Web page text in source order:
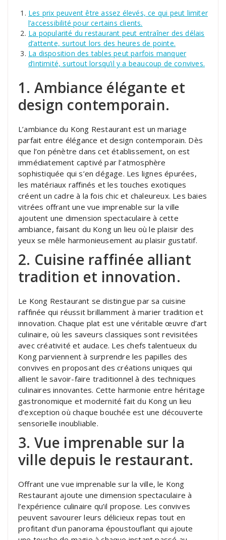
Les prix peuvent être assez élevés, ce qui peut limiter
l’accessibilité pour certains clients.
La popularité du restaurant peut entraîner des délais
d’attente, surtout lors des heures de pointe.
La disposition des tables peut parfois manquer
d’intimité, surtout lorsqu’il y a beaucoup de convives.
1. Ambiance élégante et
design contemporain.
L’ambiance du Kong Restaurant est un mariage
parfait entre élégance et design contemporain. Dès
que l’on pénètre dans cet établissement, on est
immédiatement captivé par l’atmosphère
sophistiquée qui s’en dégage. Les lignes épurées,
les matériaux raffinés et les touches exotiques
créent un cadre à la fois chic et chaleureux. Les baies
vitrées offrant une vue imprenable sur la ville
ajoutent une dimension spectaculaire à cette
ambiance, faisant du Kong un lieu où le plaisir des
yeux se mêle harmonieusement au plaisir gustatif.
2. Cuisine raffinée alliant
tradition et innovation.
Le Kong Restaurant se distingue par sa cuisine
raffinée qui réussit brillamment à marier tradition et
innovation. Chaque plat est une véritable œuvre d’art
culinaire, où les saveurs classiques sont revisitées
avec créativité et audace. Les chefs talentueux du
Kong parviennent à surprendre les papilles des
convives en proposant des créations uniques qui
allient le savoir-faire traditionnel à des techniques
culinaires innovantes. Cette harmonie entre héritage
gastronomique et modernité fait du Kong un lieu
d’exception où chaque bouchée est une découverte
sensorielle inoubliable.
3. Vue imprenable sur la
ville depuis le restaurant.
Offrant une vue imprenable sur la ville, le Kong
Restaurant ajoute une dimension spectaculaire à
l’expérience culinaire qu’il propose. Les convives
peuvent savourer leurs délicieux repas tout en
profitant d’un panorama époustouflant qui ajoute